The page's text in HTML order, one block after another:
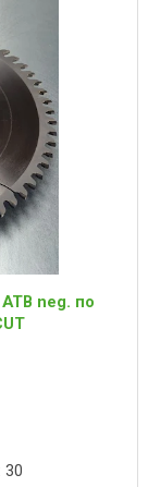
neg. по
30